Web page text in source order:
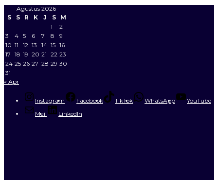
Agustus 2026
S
S R K J S
M
1
2
3
4 5 6 7 8
9
10 11 12 13 14 15 16
17 18 19 20 21 22 23
24 25 26 27 28 29 30
31
« Apr
Instagram Facebook TikTok WhatsApp
YouTube
Mail
LinkedIn